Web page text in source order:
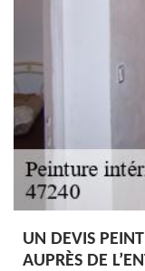
UN DEVIS
AUPRÈS DE